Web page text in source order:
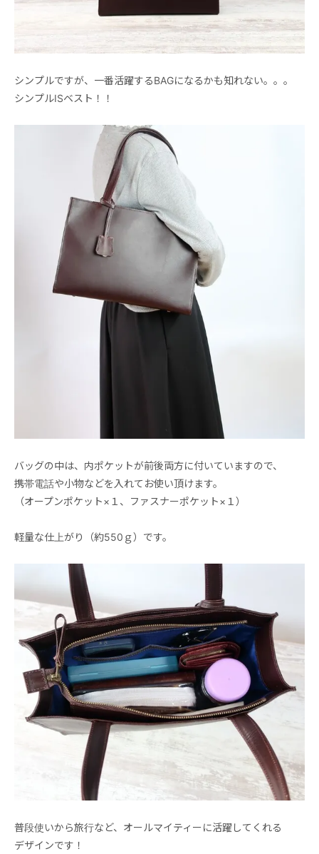
シンプルですが、一番活躍するBAGになるかも知れない。。。
シンプルISベスト！！
バッグの中は、内ポケットが前後両方に付いていますので、
携帯電話や小物などを入れてお使い頂けます。
（オープンポケット×１、ファスナーポケット×１）
軽量な仕上がり（約550ｇ）です。
普段使いから旅行など、オールマイティーに活躍してくれる
デザインです！